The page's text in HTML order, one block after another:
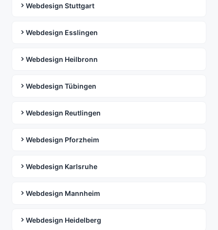
Webdesign Stuttgart
Webdesign Esslingen
Webdesign Heilbronn
Webdesign Tübingen
Webdesign Reutlingen
Webdesign Pforzheim
Webdesign Karlsruhe
Webdesign Mannheim
Webdesign Heidelberg